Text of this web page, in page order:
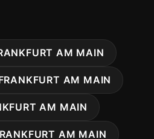
AM MAIN
AM MAIN
AM MAIN
AM MAIN